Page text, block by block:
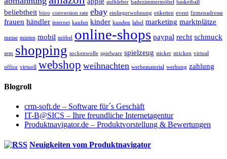
aufkleber badezimmermöbel basketball
beliebtheit büro conversion rate ebay einliegerwohnung etiketten event firmenadresse
frauen händler internet kaufen kinder kunden label marketing marktplätze
messe mieten mobil möbel online-shops paypal recht schmuck
sem shopping sockenwolle spielware spielzeug sticker stricken virtual
office virtuell webshop weihnachten werbematerial werbung zahlung
Blogroll
crm-soft.de – Software für´s Geschäft
IT-B@SICS – Ihre freundliche Internetagentur
Produktnavigator.de – Produktvorstellung & Bewertungen
Neuigkeiten vom Produktnavigator